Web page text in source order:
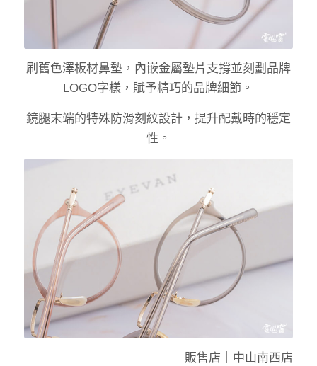
刷舊色澤板材鼻墊，內嵌金屬墊片支撐並刻劃品牌
LOGO字樣，賦予精巧的品牌細節。
鏡腿末端的特殊防滑刻紋設計，提升配戴時的穩定
性。
販售店｜ 中山南西店